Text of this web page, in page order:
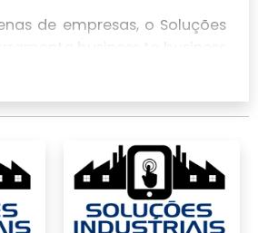
de empresas, o Soluções
business to business
da área industrial. Para
de Distribuidor de
clique em um ou mais